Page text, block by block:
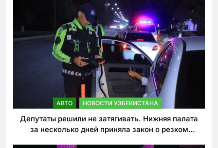
АВТО НОВОСТИ УЗБЕКИСТАНА
Депутаты решили не затягивать. Нижняя палата
за несколько дней приняла закон о резком